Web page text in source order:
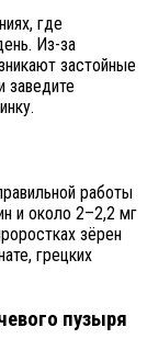
где
Из-за
застойные
заведите
работы
и около 2–2,2 мг
зёрен
грецких
пузыря